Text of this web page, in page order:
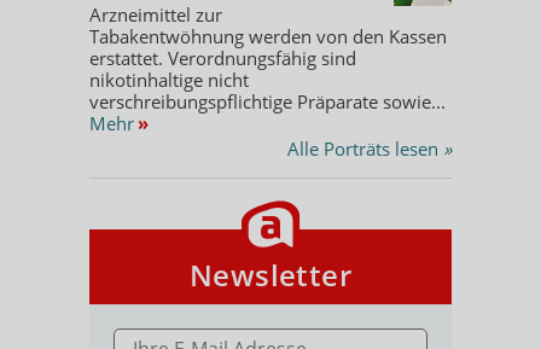
Arzneimittel zur
Tabakentwöhnung werden von den Kassen
erstattet. Verordnungsfähig sind
nikotinhaltige nicht
verschreibungspflichtige Präparate sowie...
Mehr »
Alle Porträts lesen »
Newsletter
E-MAIL ADRESSE